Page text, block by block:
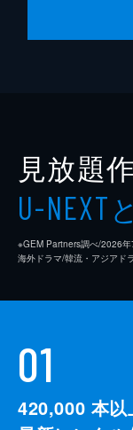
見放題
U-NEXT
※GEM Partners調べ/2026
海外ドラマ/韓流・アジアド
01
420,000 本以